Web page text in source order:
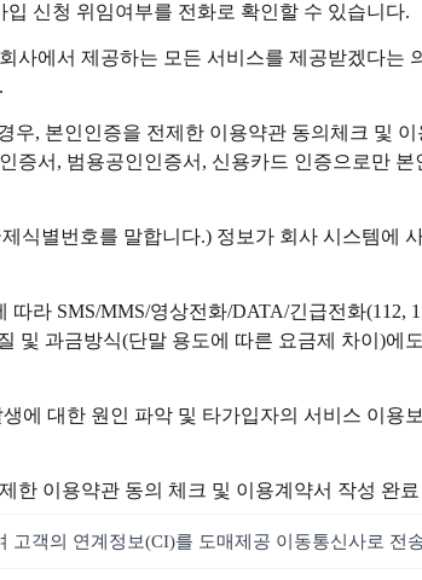
신청 위임여부를 전화로 확인할 수 있습니다.
에서 제공하는 모든 서비스를 제공받겠다는
, 본인인증을 전제한 이용약관 동의체크 및
증서, 범용공인인증서, 신용카드 인증으로만
별번호를 말합니다.) 정보가 회사 시스템에
라 SMS/MMS/영상전화/DATA/긴급전화(112,
및 과금방식(단말 용도에 따른 요금제 차이)에
대한 원인 파악 및 타가입자의 서비스 이용
이용약관 동의 체크 및 이용계약서 작성 완
객의 연계정보(CI)를 도매제공 이동통신사로 전